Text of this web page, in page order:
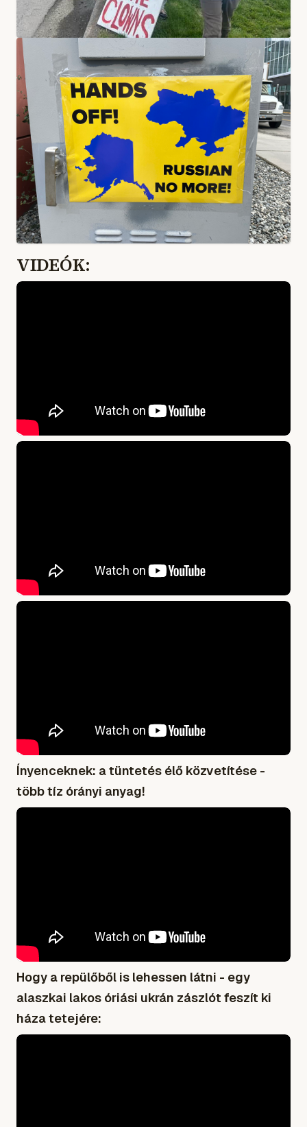
VIDEÓK:
Ínyenceknek: a tüntetés élő közvetítése -
több tíz órányi anyag!
Hogy a repülőből is lehessen látni - egy
alaszkai lakos óriási ukrán zászlót feszít ki
háza tetejére: